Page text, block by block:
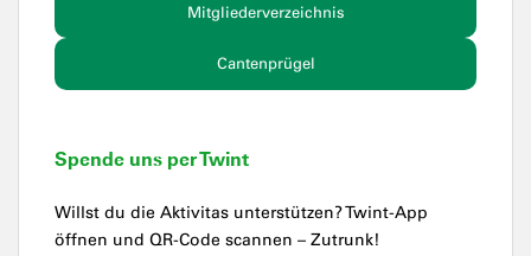
Mitgliederverzeichnis
Cantenprügel
Spende uns per Twint
Willst du die Aktivitas unterstützen? Twint-App
öffnen und QR-Code scannen – Zutrunk!